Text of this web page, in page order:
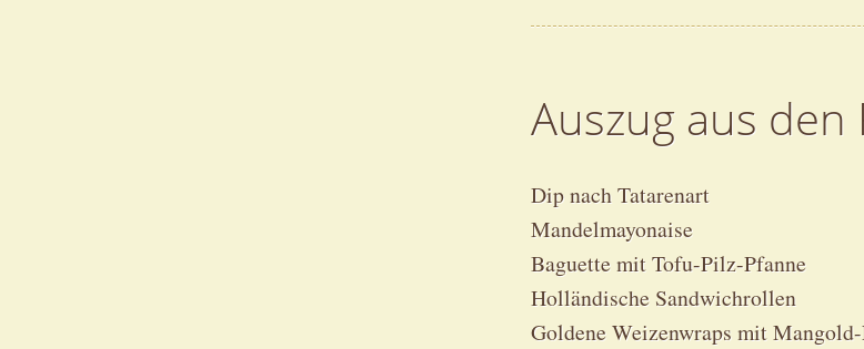
Auszug aus den
Dip nach Tatarenart
Mandelmayonaise
Baguette mit Tofu-Pilz-Pfanne
Holländische Sandwichrollen
Goldene Weizenwraps mit